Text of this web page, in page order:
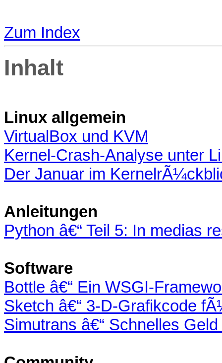
Zum Index
Inhalt
Linux allgemein
VirtualBox und KVM
Kernel-Crash-Analyse unter
Der Januar im
Anleitungen
Python â€“ Teil 5: In medias
Software
Bottle â€“ Ein WSGI-
Sketch â€“ 3-D-Grafikcode
Simutrans â€“ Schnelles